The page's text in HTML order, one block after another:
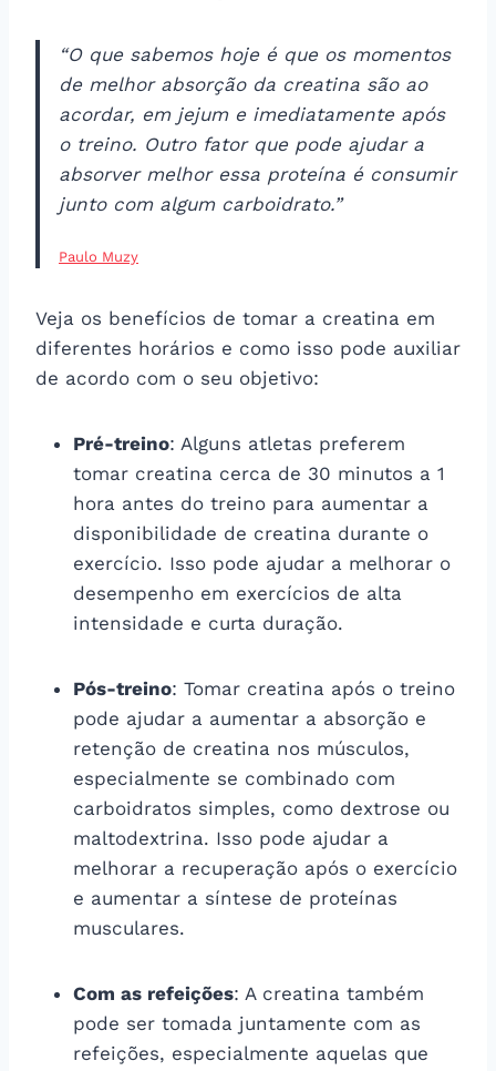
“O que sabemos hoje é que os momentos
de melhor absorção da creatina são ao
acordar, em jejum e imediatamente após
o treino. Outro fator que pode ajudar a
absorver melhor essa proteína é consumir
junto com algum carboidrato.”
Paulo Muzy
Veja os benefícios de tomar a creatina em
diferentes horários e como isso pode auxiliar
de acordo com o seu objetivo:
Pré-treino: Alguns atletas preferem
tomar creatina cerca de 30 minutos a 1
hora antes do treino para aumentar a
disponibilidade de creatina durante o
exercício. Isso pode ajudar a melhorar o
desempenho em exercícios de alta
intensidade e curta duração.
Pós-treino: Tomar creatina após o treino
pode ajudar a aumentar a absorção e
retenção de creatina nos músculos,
especialmente se combinado com
carboidratos simples, como dextrose ou
maltodextrina. Isso pode ajudar a
melhorar a recuperação após o exercício
e aumentar a síntese de proteínas
musculares.
Com as refeições: A creatina também
pode ser tomada juntamente com as
refeições, especialmente aquelas que